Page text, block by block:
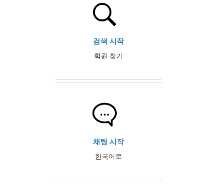
검색 시작
회원 찾기
채팅 시작
한국어로